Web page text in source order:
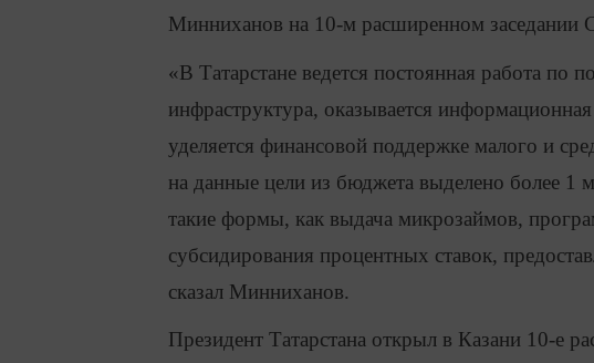
Минниханов на 10-м расширенном заседании
«В Татарстане ведется постоянная работа по
инфраструктура, оказывается
уделяется финансовой поддержке малого и
на данные цели из бюджета выделено более 1
такие формы, как выдача микрозаймов,
субсидирования процентных ставок,
сказал Минниханов.
Президент Татарстана открыл в Казани 10-е